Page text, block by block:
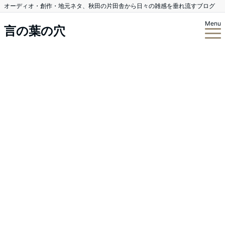
オーディオ・創作・地元ネタ、秋田の片田舎から日々の雑感を垂れ流すブログ
言の葉の穴
Menu